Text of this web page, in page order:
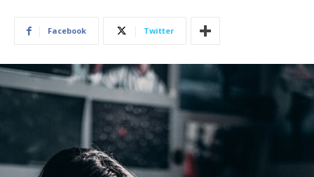
Facebook Twitter